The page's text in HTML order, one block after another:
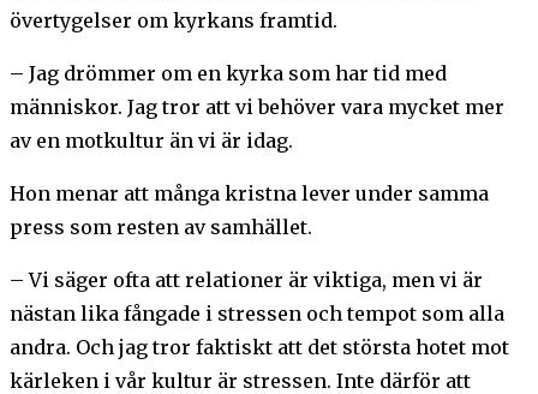
övertygelser om kyrkans framtid.
– Jag drömmer om en kyrka som har tid med
människor. Jag tror att vi behöver vara mycket mer
av en motkultur än vi är idag.
Hon menar att många kristna lever under samma
press som resten av samhället.
– Vi säger ofta att relationer är viktiga, men vi är
nästan lika fångade i stressen och tempot som alla
andra. Och jag tror faktiskt att det största hotet mot
kärleken i vår kultur är stressen. Inte därför att